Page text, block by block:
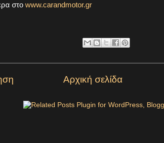
στο www.carandmotor.gr
Αρχική σελίδα